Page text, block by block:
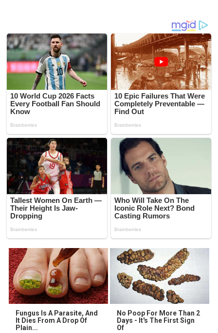
Fungus Is A Parasite, And
It Dies From A Drop Of
Plain...
No Poop For More Than 2
Days - It's The First Sign
Of